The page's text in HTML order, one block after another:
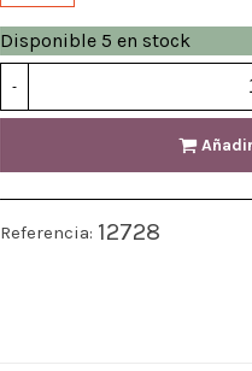
Disponible 5 en stock
-
Referencia: 12728